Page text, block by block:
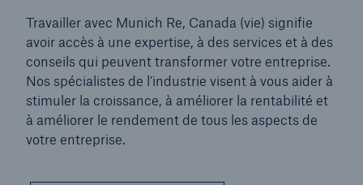
Travailler avec Munich Re, Canada (vie) signifie
avoir accès à une expertise, à des services et à des
conseils qui peuvent transformer votre entreprise.
Nos spécialistes de l’industrie visent à vous aider à
stimuler la croissance, à améliorer la rentabilité et
à améliorer le rendement de tous les aspects de
votre entreprise.